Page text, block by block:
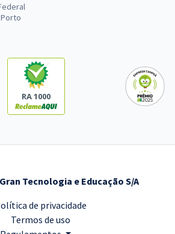
RA 1000
Tecnologia e Educação S/A
de privacidade
Termos de uso